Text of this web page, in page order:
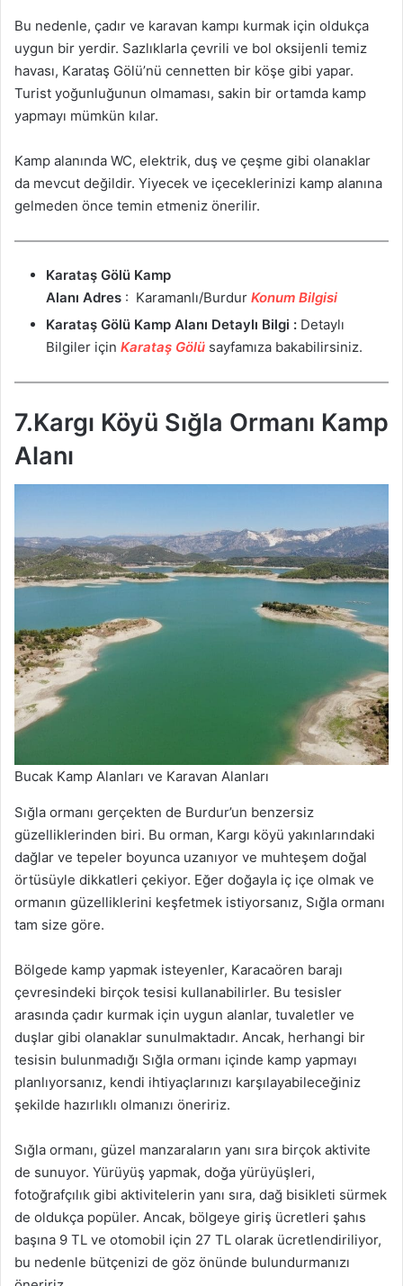
Bu nedenle, çadır ve karavan kampı kurmak için oldukça
uygun bir yerdir. Sazlıklarla çevrili ve bol oksijenli temiz
havası, Karataş Gölü’nü cennetten bir köşe gibi yapar.
Turist yoğunluğunun olmaması, sakin bir ortamda kamp
yapmayı mümkün kılar.
Kamp alanında WC, elektrik, duş ve çeşme gibi olanaklar
da mevcut değildir. Yiyecek ve içeceklerinizi kamp alanına
gelmeden önce temin etmeniz önerilir.
Karataş Gölü Kamp
Alanı Adres : Karamanlı/Burdur Konum Bilgisi
Karataş Gölü Kamp Alanı Detaylı Bilgi : Detaylı
Bilgiler için Karataş Gölü sayfamıza bakabilirsiniz.
7.Kargı Köyü Sığla Ormanı Kamp
Alanı
Bucak Kamp Alanları ve Karavan Alanları
Sığla ormanı gerçekten de Burdur’un benzersiz
güzelliklerinden biri. Bu orman, Kargı köyü yakınlarındaki
dağlar ve tepeler boyunca uzanıyor ve muhteşem doğal
örtüsüyle dikkatleri çekiyor. Eğer doğayla iç içe olmak ve
ormanın güzelliklerini keşfetmek istiyorsanız, Sığla ormanı
tam size göre.
Bölgede kamp yapmak isteyenler, Karacaören barajı
çevresindeki birçok tesisi kullanabilirler. Bu tesisler
arasında çadır kurmak için uygun alanlar, tuvaletler ve
duşlar gibi olanaklar sunulmaktadır. Ancak, herhangi bir
tesisin bulunmadığı Sığla ormanı içinde kamp yapmayı
planlıyorsanız, kendi ihtiyaçlarınızı karşılayabileceğiniz
şekilde hazırlıklı olmanızı öneririz.
Sığla ormanı, güzel manzaraların yanı sıra birçok aktivite
de sunuyor. Yürüyüş yapmak, doğa yürüyüşleri,
fotoğrafçılık gibi aktivitelerin yanı sıra, dağ bisikleti sürmek
de oldukça popüler. Ancak, bölgeye giriş ücretleri şahıs
başına 9 TL ve otomobil için 27 TL olarak ücretlendiriliyor,
bu nedenle bütçenizi de göz önünde bulundurmanızı